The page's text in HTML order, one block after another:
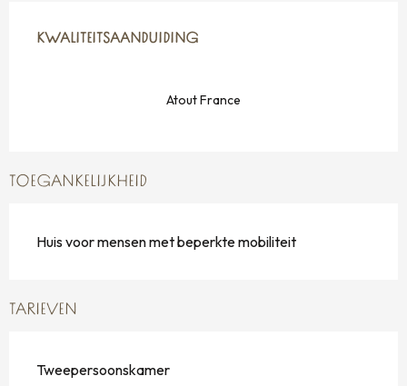
KWALITEITSAANDUIDING
KWALITEITSAANDUIDING
Atout France
TOEGANKELIJKHEID
Huis voor mensen met beperkte mobiliteit
TARIEVEN
Tweepersoonskamer